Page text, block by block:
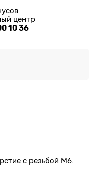
центр
10 36
с резьбой М6.